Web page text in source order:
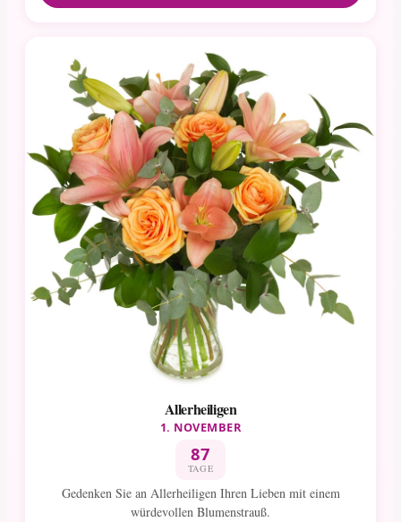
Allerheiligen
1. NOVEMBER
87
TAGE
Gedenken Sie an Allerheiligen Ihren Lieben mit einem
würdevollen Blumenstrauß.